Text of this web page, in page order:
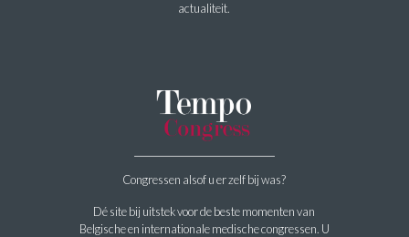
actualiteit.
Congressen alsof u er zelf bij was?
Dé site bij uitstek voor de beste momenten van
Belgische en internationale medische congressen. U